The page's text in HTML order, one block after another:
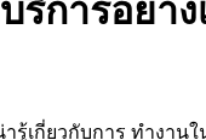
ริการอย่า
เกี่ยวกับการ ทำงาน